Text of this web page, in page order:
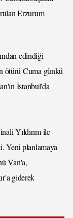
Erzurum
edindiği
ötürü Cuma günkü
İstanbul'da
Yıldırım ile
Yeni planlamaya
Van'a,
giderek